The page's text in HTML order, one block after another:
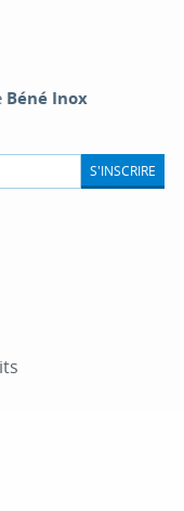
Béné Inox
S'INSCRIRE